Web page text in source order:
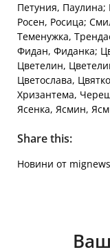
Петуния, Паулина;
Росен, Росица;
Теменужка,
Фидан, Фиданка;
Цветелин,
Цветослава,
Хризантема,
Ясенка, Ясмин,
Share this:
Новини от